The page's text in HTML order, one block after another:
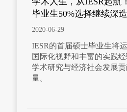
毕业生50%选择继续深造
2020-06-29
IESR的首届硕士毕业生将
国际化视野和丰富的实践
学术研究与经济社会发展
量。